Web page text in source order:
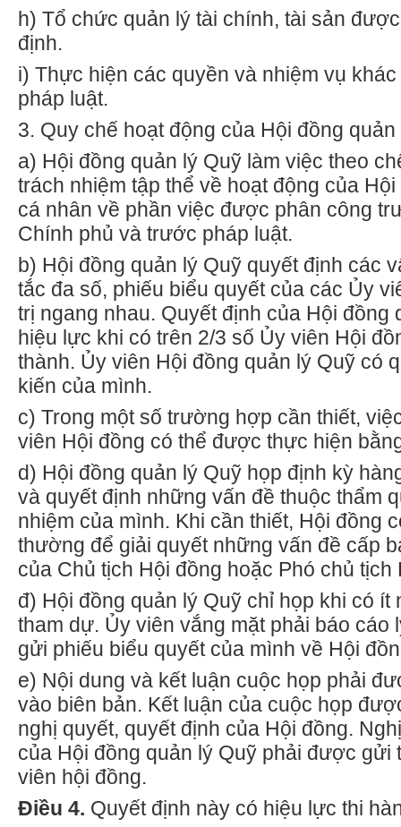
h) Tổ chức quản lý tài chính, tài sản
định.
i) Thực hiện các quyền và nhiệm vụ
pháp luật.
3. Quy chế hoạt động của Hội đồng
a) Hội đồng quản lý Quỹ làm việc theo
trách nhiệm tập thể về hoạt động của
cá nhân về phần việc được phân công
Chính phủ và trước pháp luật.
b) Hội đồng quản lý Quỹ quyết định các
tắc đa số, phiếu biểu quyết của các Ủy
trị ngang nhau. Quyết định của Hội đồng
hiệu lực khi có trên 2/3 số Ủy viên Hội
thành. Ủy viên Hội đồng quản lý Quỹ có
kiến của mình.
c) Trong một số trường hợp cần thiết,
viên Hội đồng có thể được thực hiện
d) Hội đồng quản lý Quỹ họp định kỳ
và quyết định những vấn đề thuộc thẩm
nhiệm của mình. Khi cần thiết, Hội đồng
thường để giải quyết những vấn đề cấp
của Chủ tịch Hội đồng hoặc Phó chủ tịch
đ) Hội đồng quản lý Quỹ chỉ họp khi có ít
tham dự. Ủy viên vắng mặt phải báo cáo
gửi phiếu biểu quyết của mình về Hội
e) Nội dung và kết luận cuộc họp phải
vào biên bản. Kết luận của cuộc họp
nghị quyết, quyết định của Hội đồng.
của Hội đồng quản lý Quỹ phải được
viên hội đồng.
Điều 4. Quyết định này có hiệu lực thi